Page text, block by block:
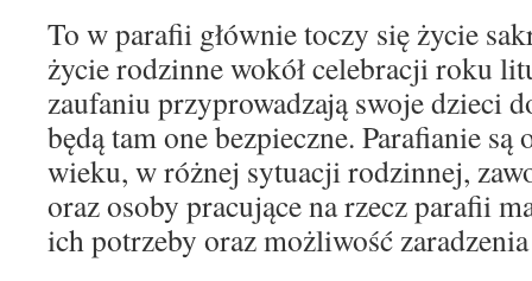
To w parafii głównie toczy się życie
życie rodzinne wokół celebracji roku
zaufaniu przyprowadzają swoje dzieci
będą tam one bezpieczne. Parafianie
wieku, w różnej sytuacji rodzinnej,
oraz osoby pracujące na rzecz parafii
ich potrzeby oraz możliwość